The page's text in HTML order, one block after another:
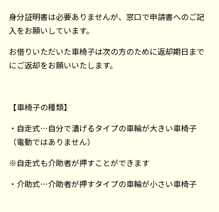
身分証明書は必要ありませんが、窓口で申請書へのご記
入をお願いしています。
お借りいただいた車椅子は次の方のために返却期日まで
にご返却をお願いいたします。
【車椅子の種類】
・自走式…自分で漕げるタイプの車輪が大きい車椅子
（電動ではありません）
※自走式も介助者が押すことができます
・介助式…介助者が押すタイプの車輪が小さい車椅子